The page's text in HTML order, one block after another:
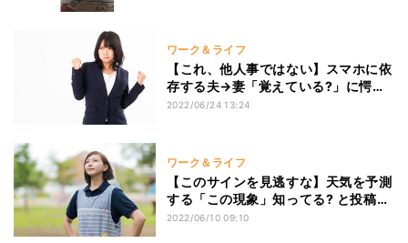
ワーク＆ライフ
【これ、他人事ではない】スマホに依
存する夫→妻「覚えている?」に愕
然。投稿に対して「あるある」「これ
2022/06/24 13:24
ワーク＆ライフ
【このサインを見逃すな】天気を予測
する「この現象」知ってる? と投稿
→「ボールみたいなやつか」「不吉の
2022/06/10 09:10